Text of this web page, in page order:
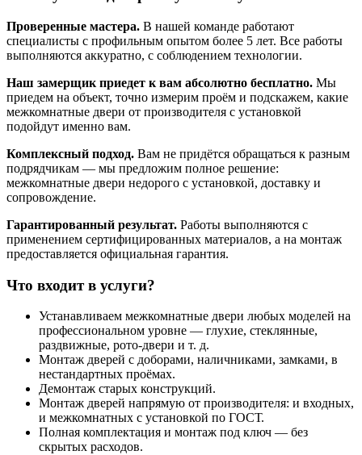
Проверенные мастера. В нашей команде работают
специалисты с профильным опытом более 5 лет. Все работы
выполняются аккуратно, с соблюдением технологии.
Наш замерщик приедет к вам абсолютно бесплатно. Мы
приедем на объект, точно измерим проём и подскажем, какие
межкомнатные двери от производителя с установкой
подойдут именно вам.
Комплексный подход. Вам не придётся обращаться к разным
подрядчикам — мы предложим полное решение:
межкомнатные двери недорого с установкой, доставку и
сопровождение.
Гарантированный результат. Работы выполняются с
применением сертифицированных материалов, а на монтаж
предоставляется официальная гарантия.
Что входит в услуги?
Устанавливаем межкомнатные двери любых моделей на
профессиональном уровне — глухие, стеклянные,
раздвижные, рото-двери и т. д.
Монтаж дверей с доборами, наличниками, замками, в
нестандартных проёмах.
Демонтаж старых конструкций.
Монтаж дверей напрямую от производителя: и входных,
и межкомнатных с установкой по ГОСТ.
Полная комплектация и монтаж под ключ — без
скрытых расходов.